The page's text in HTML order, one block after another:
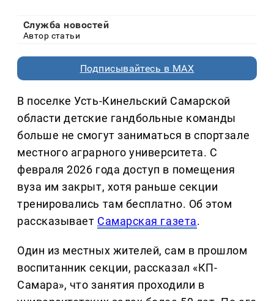
Служба новостей
Автор статьи
Подписывайтесь в MAX
В поселке Усть-Кинельский Самарской
области детские гандбольные команды
больше не смогут заниматься в спортзале
местного аграрного университета. С
февраля 2026 года доступ в помещения
вуза им закрыт, хотя раньше секции
тренировались там бесплатно. Об этом
рассказывает Самарская газета.
Один из местных жителей, сам в прошлом
воспитанник секции, рассказал «КП-
Самара», что занятия проходили в